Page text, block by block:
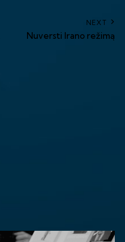
NEXT
Nuversti Irano režimą